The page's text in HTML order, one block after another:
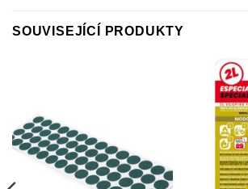
SOUVISEJÍCÍ PRODUKTY